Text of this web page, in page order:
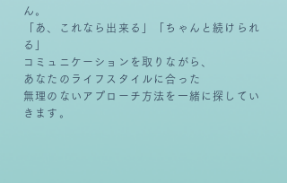
ん。
「あ、これなら出来る」「ちゃんと続けられ
る」
コミュニケーションを取りながら、
あなたのライフスタイルに合った
無理のないアプローチ方法を一緒に探してい
きます。